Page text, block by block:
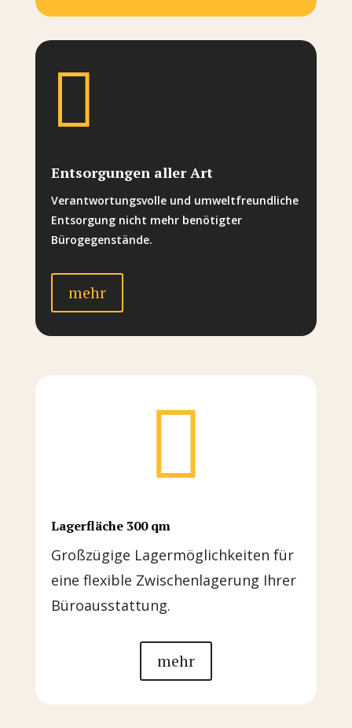

Entsorgungen aller Art
Verantwortungsvolle und umweltfreundliche
Entsorgung nicht mehr benötigter
Bürogegenstände.
mehr

Lagerfläche 300 qm
Großzügige Lagermöglichkeiten für
eine flexible Zwischenlagerung Ihrer
Büroausstattung.
mehr